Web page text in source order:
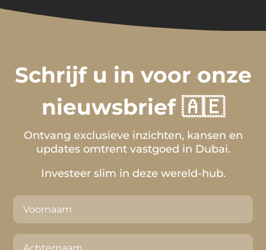
Schrijf u in voor onze
nieuwsbrief 🇦🇪
Ontvang exclusieve inzichten, kansen en
updates omtrent vastgoed in Dubai.
Investeer slim in deze wereld-hub.